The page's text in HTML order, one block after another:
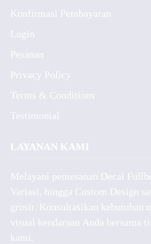
Konfirmasi Pembayaran
Login
Pesanan
Privacy Policy
Terms & Conditions
Testimonial
LAYANAN KAMI
Melayani pemesanan Decal
Variasi, hingga Custom Design
grosir. Konsultasikan kebutuhan
visual kendaraan Anda bersama
kami.